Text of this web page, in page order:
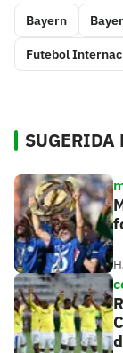
Bayern
Futebol
SUGERIDA